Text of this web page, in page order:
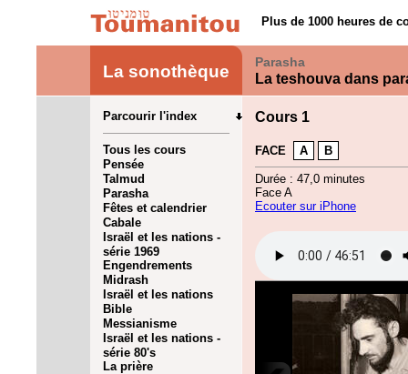
Plus de 1000 heures de
La sonothèque Parasha
La teshouva dans
Parcourir l'index
Tous les cours
Pensée
Talmud
Parasha
Fêtes et calendrier
Cabale
Israël et les nations -
série 1969
Engendrements
Midrash
Israël et les nations
Bible
Messianisme
Israël et les nations -
série 80's
La prière
Cours 1
FACE A B
Durée : 47,0 minutes
Face A
Ecouter sur iPhone